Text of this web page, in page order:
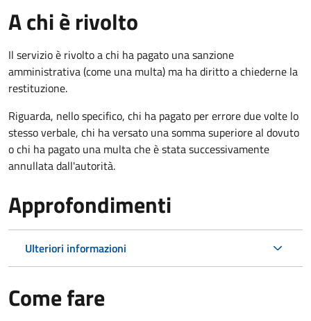
A chi è rivolto
Il servizio è rivolto a chi ha pagato una sanzione
amministrativa (come una multa) ma ha diritto a chiederne la
restituzione.
Riguarda, nello specifico, chi ha pagato per errore due volte lo
stesso verbale, chi ha versato una somma superiore al dovuto
o chi ha pagato una multa che è stata successivamente
annullata dall'autorità.
Approfondimenti
Ulteriori informazioni
Come fare